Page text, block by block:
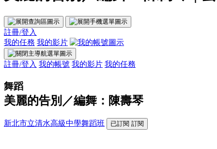
註冊/登入
我的任務 我的影片
註冊/登入 我的帳號 我的影片 我的任務
舞蹈
美麗的告別／編舞：陳壽琴
新北市立清水高級中學舞蹈班 已訂閱 訂閱